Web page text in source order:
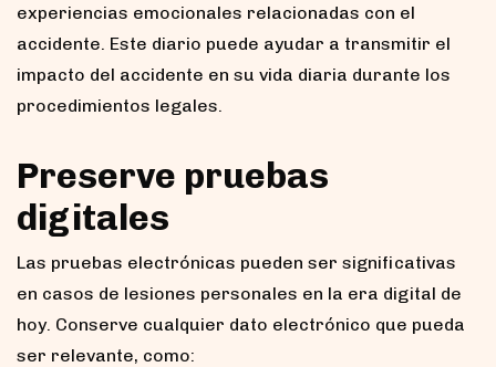
experiencias emocionales relacionadas con el
accidente. Este diario puede ayudar a transmitir el
impacto del accidente en su vida diaria durante los
procedimientos legales.
Preserve pruebas
digitales
Las pruebas electrónicas pueden ser significativas
en casos de lesiones personales en la era digital de
hoy. Conserve cualquier dato electrónico que pueda
ser relevante, como: